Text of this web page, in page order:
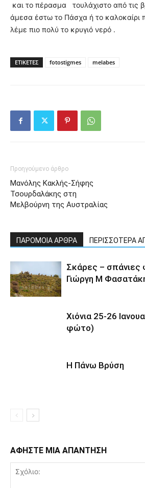
και το πέρασμα τουλάχιστο από τις
άμεσα έστω το Πάσχα ή το καλοκαίρι
λέμε πιο πολύ το κρυγιό νερό .
ΕΤΙΚΕΤΕΣ fotostigmes melabes
Προηγούμενο άρθρο
Μανόλης Κακλής-Σήφης
Τσουρδαλάκης στη
Μελβούρνη της Αυστραλίας
ΠΑΡΟΜΟΙΑ ΑΡΘΡΑ ΠΕΡΙΣΣΟΤΕΡΑ
Σκάρες –
Γιώργη Μ
Χιόνια 25-26
φώτο)
Η Πάνω Βρύση
ΑΦΗΣΤΕ ΜΙΑ ΑΠΑΝΤΗΣΗ